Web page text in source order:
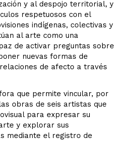
y al despojo territorial, y
respetuosos con el
indígenas, colectivas y
al arte como una
de activar preguntas sobre
nuevas formas de
de afecto a través
que permite vincular, por
obras de seis artistas que
para expresar su
y explorar sus
mediante el registro de